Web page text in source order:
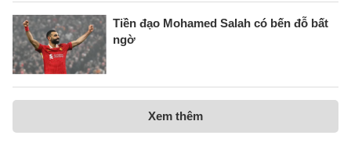
Tiền đạo Mohamed Salah có bến đỗ bất
ngờ
Xem thêm